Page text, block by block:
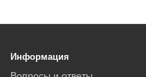
Информация